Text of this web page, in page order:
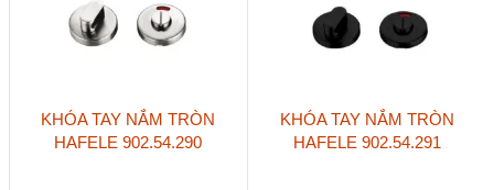
KHÓA TAY NẮM TRÒN
HAFELE 902.54.290
KHÓA TAY NẮM TRÒN
HAFELE 902.54.291